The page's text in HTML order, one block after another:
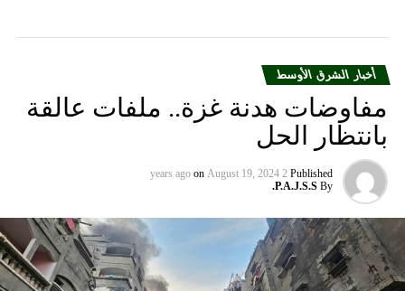
أخبار الشرق الأوسط
مفاوضات هدنة غزة.. ملفات عالقة
بانتظار الحل
Published
2 years ago
on August 19, 2024
By
P.A.J.S.S.